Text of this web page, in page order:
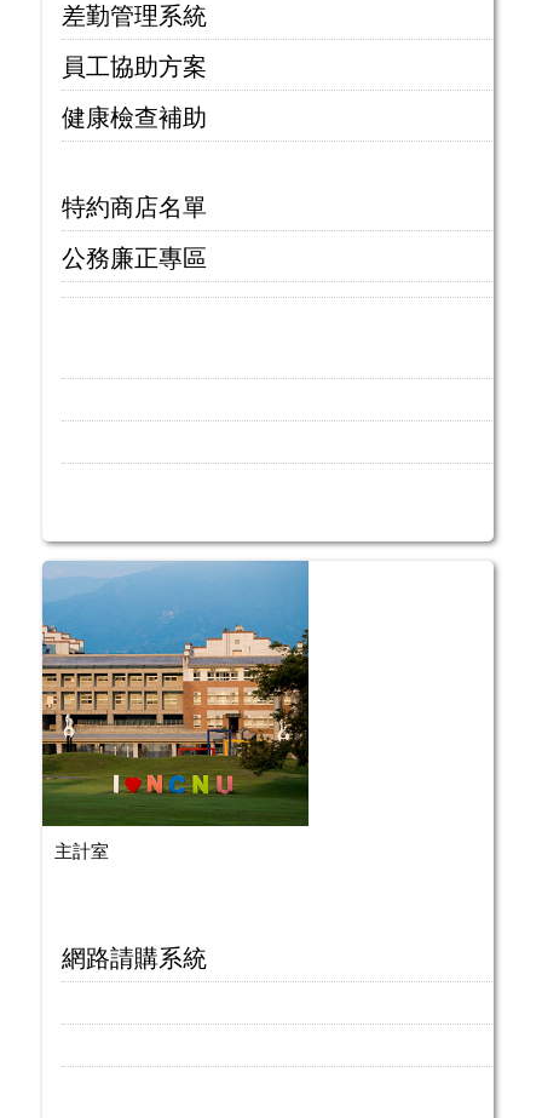
差勤管理系統
員工協助方案
健康檢查補助
特約商店名單
公務廉正專區
主計室
網路請購系統